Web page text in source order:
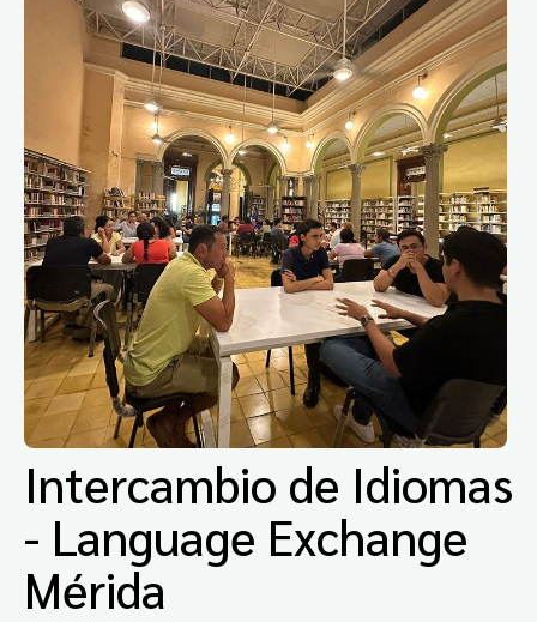
Intercambio de Idiomas
- Language Exchange
Mérida